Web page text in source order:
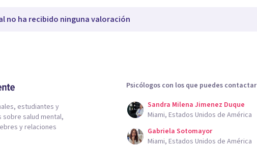
no ha recibido ninguna valoración
estudiantes y
sobre salud mental,
y relaciones
Psicólogos con los que puedes contactar
Sandra Milena Jimenez Duque
Miami, Estados Unidos de América
Gabriela Sotomayor
Miami, Estados Unidos de América